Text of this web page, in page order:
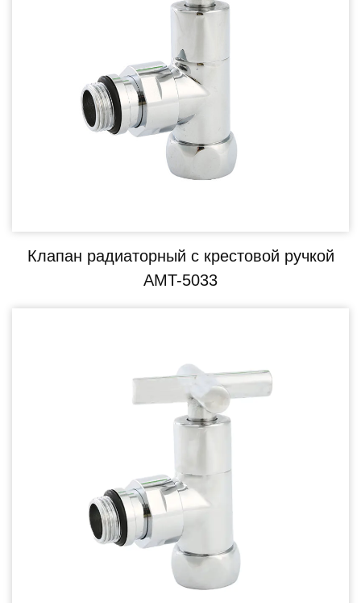
Клапан радиаторный с крестовой ручкой
AMT-5033